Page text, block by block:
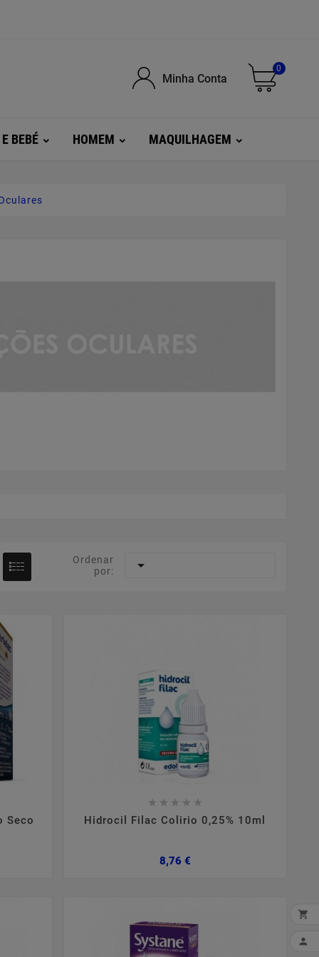
Minha Conta
0
BEBÉ HOMEM MAQUILHAGEM
Ordenar
por:

Seco
    
Hidrocil Filac Colirio 0,25% 10ml
8,76 €Preço

